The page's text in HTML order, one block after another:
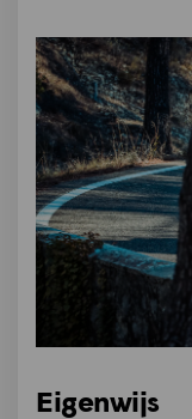
Eigenwijs